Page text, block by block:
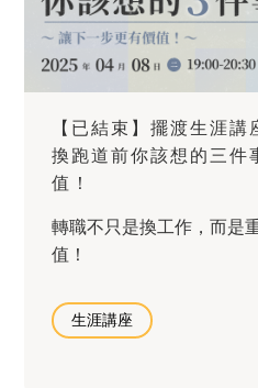
【已結束】擺渡生涯
換跑道前你該想的三件
值！
轉職不只是換工作，而是
值！
生涯講座